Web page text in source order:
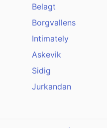
Belagt
Borgvallens
Intimately
Askevik
Sidig
Jurkandan